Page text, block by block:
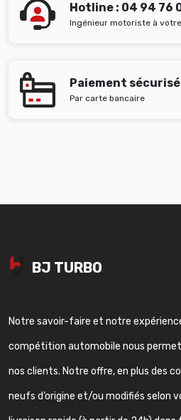
Hotline : 04 94 76
Ingénieur motoriste à
Paiement sécurisé
Par carte bancaire
BJ TURBO
Notre savoir-faire et notre
compétition automobile nous
nos clients. Notre offre, en plus des
neufs d’origine et/ou modifiés selon